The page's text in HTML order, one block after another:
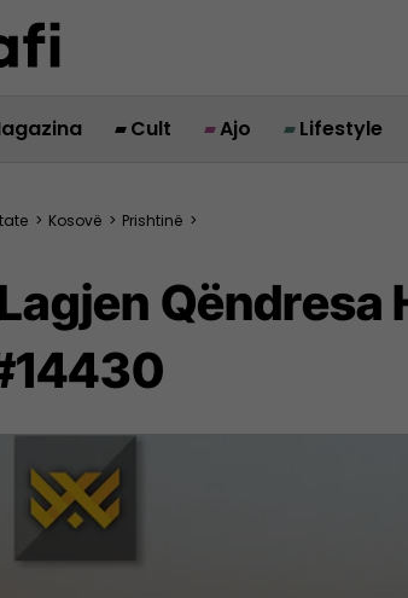
Cult Ajo Lifestyle
> Kosovë > Prishtinë >
Qëndresa